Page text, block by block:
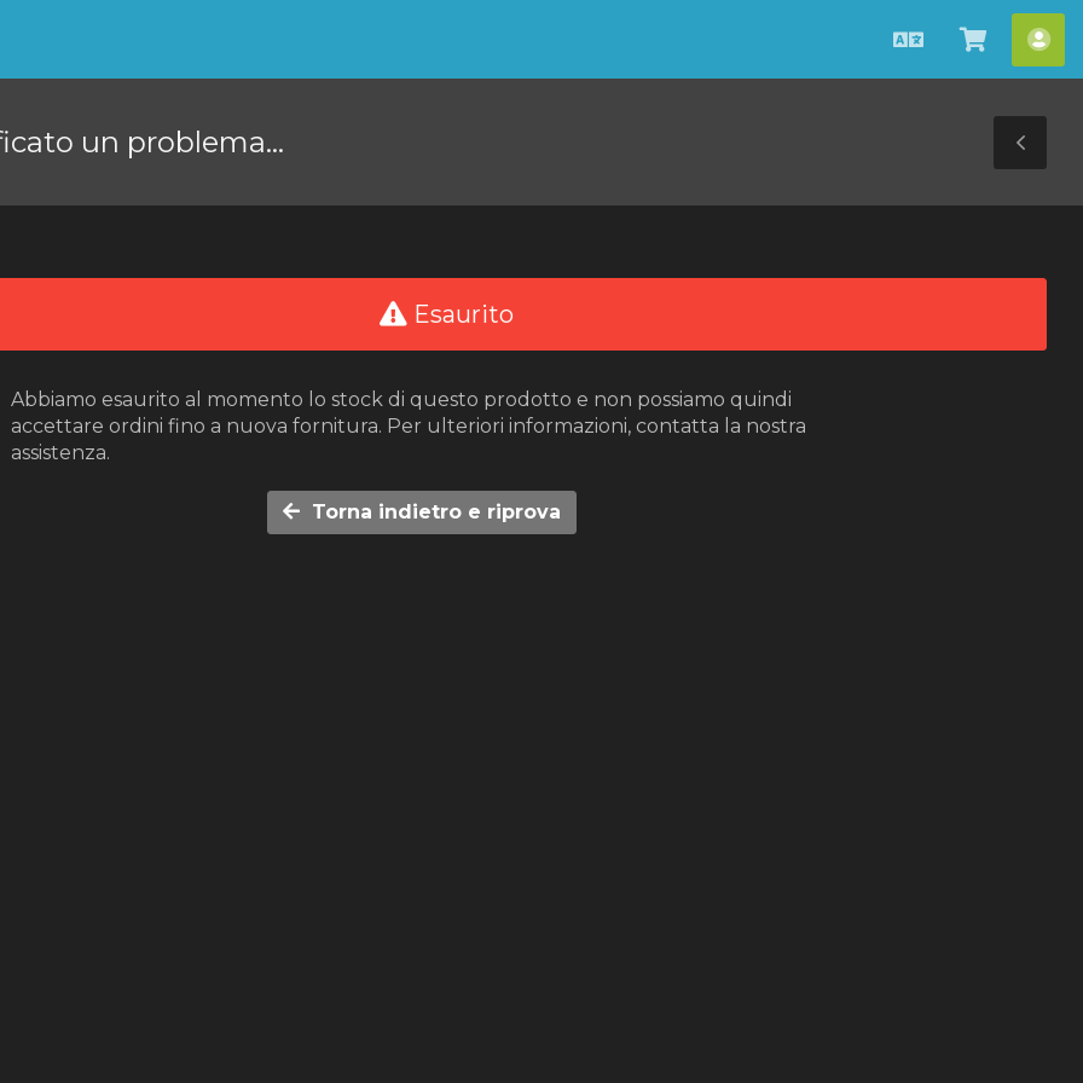
Italiano
Carrello
un problema...
Esaurito
Abbiamo esaurito al momento lo stock di questo prodotto e non possiamo quindi
accettare ordini fino a nuova fornitura. Per ulteriori informazioni, contatta la nostra
assistenza.
Torna indietro e riprova